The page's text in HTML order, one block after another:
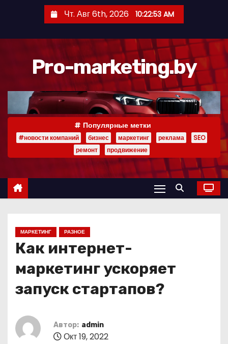
р
Чт. Авг 6th, 2026 10:22:54 AM
Pro-marketing.by
Популярные метки
#новости компаний бизнес маркетинг реклама
SEO
ремонт
продвижение
МАРКЕТИНГ РАЗНОЕ
Как интернет-
маркетинг ускоряет
запуск стартапов?
Автор: admin
Окт 19, 2022